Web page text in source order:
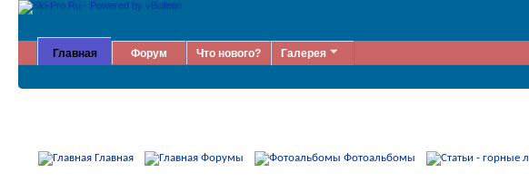
Главная Форум Что нового? Галерея
Главная
Форумы Фотоальбомы